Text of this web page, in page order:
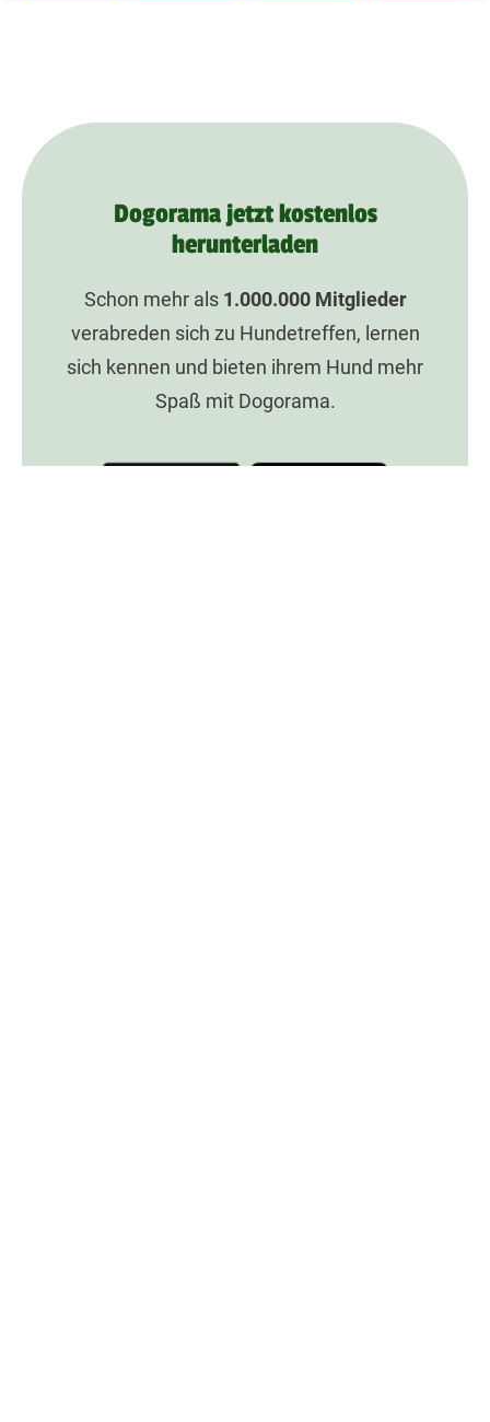
Dogorama jetzt kostenlos
herunterladen
Schon mehr als 1.000.000Mitglieder
verabreden sich zu Hundetreffen, lernen
sich kennen und bieten ihrem Hund mehr
Spaß mit Dogorama.